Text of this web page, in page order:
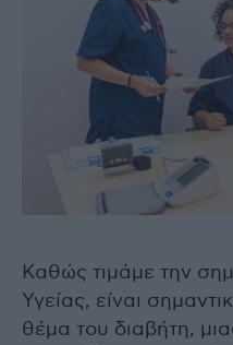
Καθώς τιμάμε την
Υγείας, είναι
θέμα του διαβήτη,